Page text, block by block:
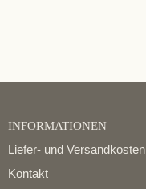
INFORMATIONEN
Liefer- und Versandkosten
Kontakt